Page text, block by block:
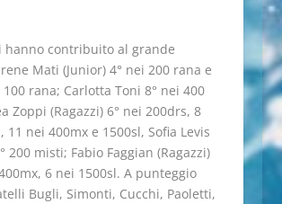
hanno contribuito al grande
Mati (Junior) 4° nei 200 rana e
100 rana; Carlotta Toni 8° nei 400
Zoppi (Ragazzi) 6° nei 200drs, 8
11 nei 400mx e 1500sl, Sofia Levis
200 misti; Fabio Faggian (Ragazzi)
6 nei 1500sl. A punteggio
Bugli, Simonti, Cucchi, Paoletti,